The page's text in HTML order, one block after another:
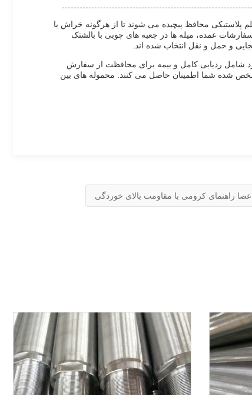
محافظ پیچیده می شوند تا از هرگونه خراش یا
عمده، میله ها در جعبه های چوبی با بالشتک
و حمل و نقل انتخاب شده اند.
شامل ردیابی کامل و بیمه برای محافظت از سفارش
شده شما اطمینان حاصل می کنند. محموله های بین
راهنمای کرومی با مقاومت بالای خوردگی